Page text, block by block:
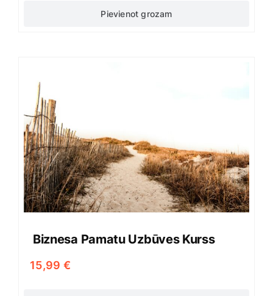
Pievienot grozam
Biznesa Pamatu Uzbūves Kurss
15,99 €